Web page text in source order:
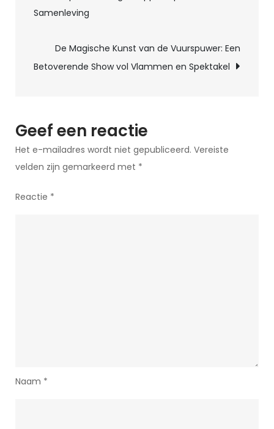
illustrator:
Samenleving
De Magische Kunst van de Vuurspuwer: Een
Betoverende Show vol Vlammen en Spektakel
Geef een reactie
Het e-mailadres wordt niet gepubliceerd. Vereiste
velden zijn gemarkeerd met *
Reactie *
Naam *